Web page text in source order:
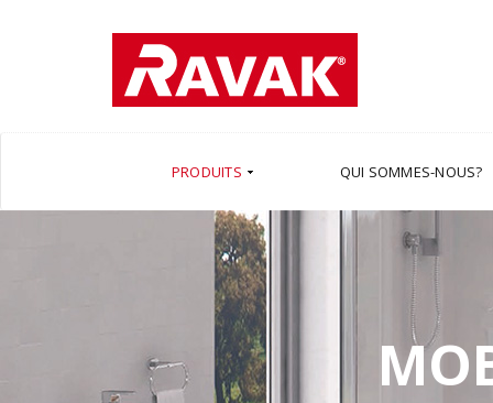
PRODUITS QUI SOMMES-NOUS?